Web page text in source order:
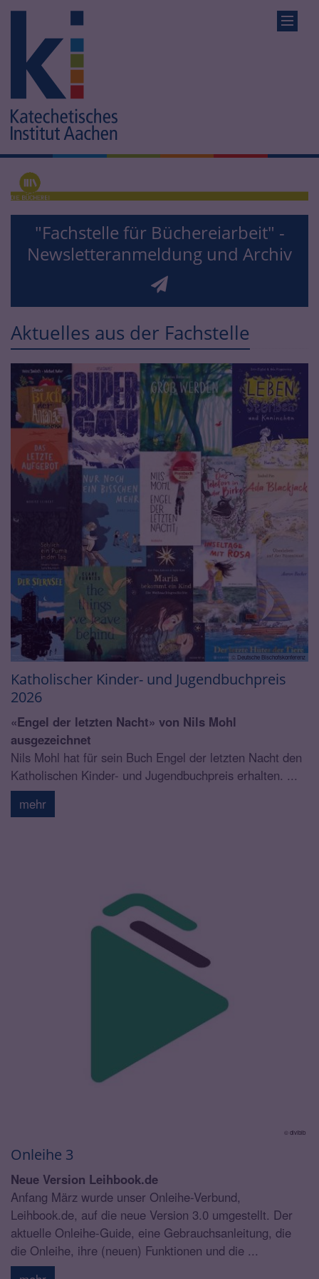
"Fachstelle für Büchereiarbeit" -
Newsletteranmeldung und Archiv
Aktuelles aus der Fachstelle
© Deutsche Bischofskonferenz
Katholischer Kinder- und Jugendbuchpreis
2026
«Engel der letzten Nacht» von Nils Mohl
ausgezeichnet
Nils Mohl hat für sein Buch Engel der letzten Nacht den
Katholischen Kinder- und Jugendbuchpreis erhalten. ...
mehr
© divibib
Onleihe 3
Neue Version Leihbook.de
Anfang März wurde unser Onleihe-Verbund,
Leihbook.de, auf die neue Version 3.0 umgestellt. Der
aktuelle Onleihe-Guide, eine Gebrauchsanleitung, die
die Onleihe, ihre (neuen) Funktionen und die ...